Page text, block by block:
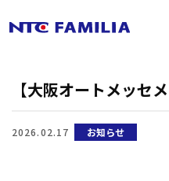
【大阪オートメッセ
2026.02.17 お知らせ